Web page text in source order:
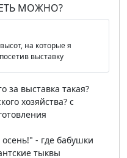
МОЖНО?
на которые я
выставку
за выставка такая?
хозяйства? с
- где бабушки
тыквы